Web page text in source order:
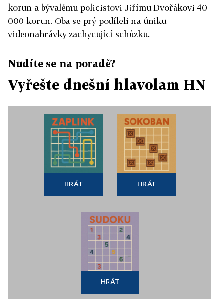
korun a bývalému policistovi Jiřímu Dvořákovi 40
000 korun. Oba se prý podíleli na úniku
videonahrávky zachycující schůzku.
Nudíte se na poradě?
Vyřešte dnešní hlavolam HN
HRÁT HRÁT
HRÁT